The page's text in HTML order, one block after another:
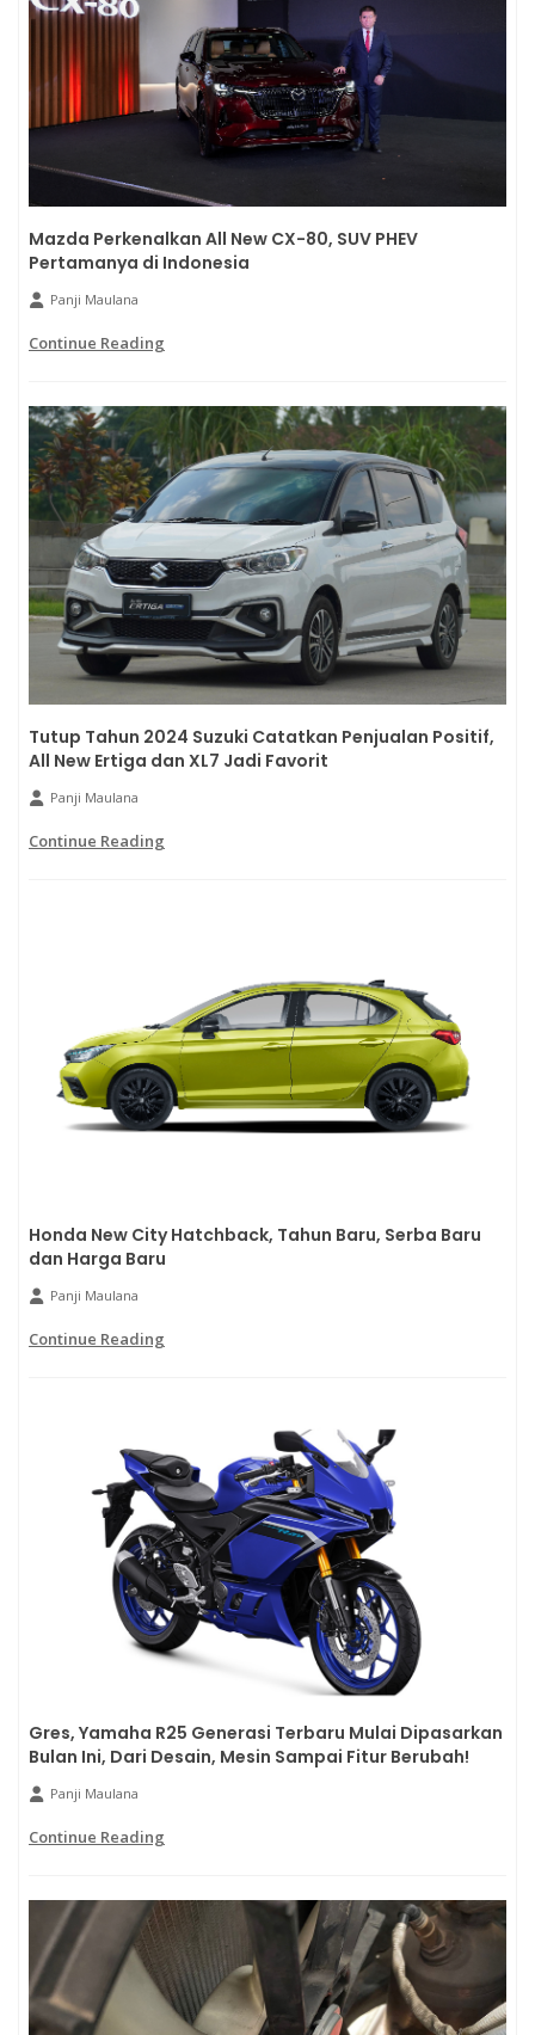
Mazda Perkenalkan All New CX-80, SUV PHEV
Pertamanya di Indonesia
Panji Maulana
Continue Reading
Tutup Tahun 2024 Suzuki Catatkan Penjualan Positif,
All New Ertiga dan XL7 Jadi Favorit
Panji Maulana
Continue Reading
Honda New City Hatchback, Tahun Baru, Serba Baru
dan Harga Baru
Panji Maulana
Continue Reading
Gres, Yamaha R25 Generasi Terbaru Mulai Dipasarkan
Bulan Ini, Dari Desain, Mesin Sampai Fitur Berubah!
Panji Maulana
Continue Reading